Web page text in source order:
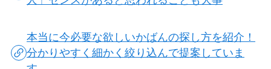
本当に今必要な欲しいかばんの探し方を紹介！
分かりやすく細かく絞り込んで提案していま